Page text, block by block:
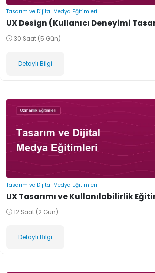
Tasarım ve Dijital Medya Eğitimleri
UX Design (Kullanıcı Deneyimi
30 Saat (5 Gün)
Detaylı Bilgi
Tasarım ve Dijital Medya Eğitimleri
UX Tasarımı ve Kullanılabilirlik
12 Saat (2 Gün)
Detaylı Bilgi